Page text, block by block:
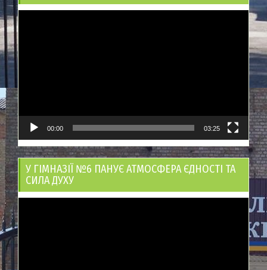
00:00 03:25
У ГІМНАЗІЇ №6 ПАНУЄ АТМОСФЕРА ЄДНОСТІ ТА
СИЛА ДУХУ